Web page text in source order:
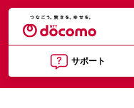
サポート